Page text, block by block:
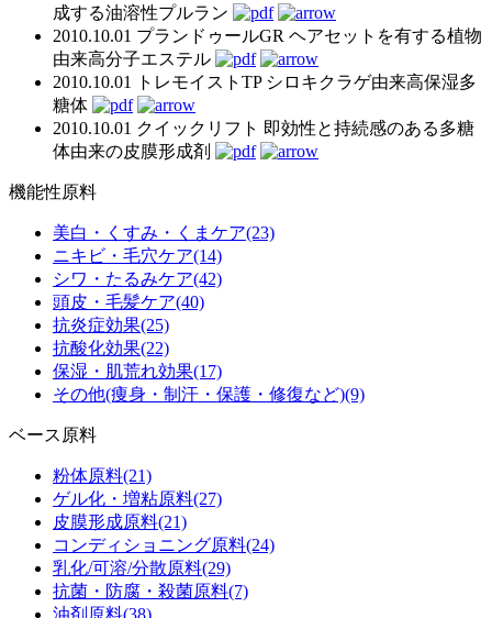
成する油溶性プルラン
2010.10.01 プランドゥールGR ヘアセットを有する植物
由来高分子エステル
2010.10.01
トレモイストTP シロキクラゲ由来高保湿多
糖体
2010.10.01 クイックリフト 即効性と持続感のある多糖
体由来の皮膜形成剤
機能性原料
美白・くすみ・くまケア(23)
ニキビ・毛穴ケア(14)
シワ・たるみケア(42)
頭皮・毛髪ケア(40)
抗炎症効果(25)
抗酸化効果(22)
保湿・肌荒れ効果(17)
その他(痩身・制汗・保護・修復など)(9)
ベース原料
粉体原料(21)
ゲル化・増粘原料(27)
皮膜形成原料(21)
コンディショニング原料(24)
乳化/可溶/分散原料(29)
抗菌・防腐・殺菌原料(7)
油剤原料(38)